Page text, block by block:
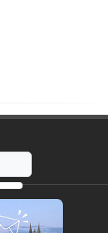
https://radio-g.fr?9455